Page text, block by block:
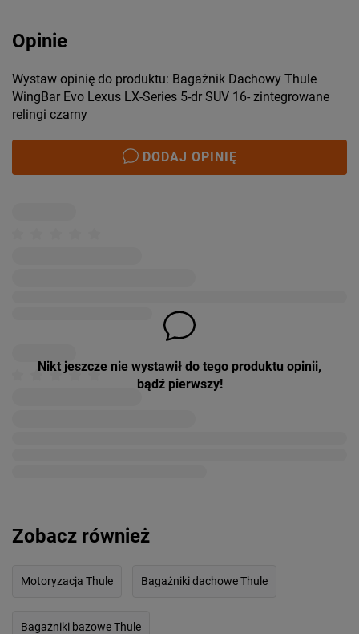
Opinie
Wystaw opinię do produktu: Bagażnik Dachowy Thule
WingBar Evo Lexus LX-Series 5-dr SUV 16- zintegrowane
relingi czarny
DODAJ OPINIĘ
Nikt jeszcze nie wystawił do tego produktu opinii,
bądź pierwszy!
Zobacz również
Motoryzacja Thule Bagażniki dachowe Thule
Bagażniki bazowe Thule